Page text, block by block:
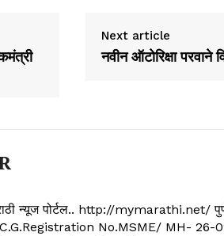
Next article
नवीन ऑटोरिक्षा परवाने
न्यूज पोर्टल.. http://mymarathi.net/ पुणे
.. C.G.Registration No.MSME/ MH-